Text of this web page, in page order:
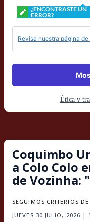
¿ENCONTRASTE UN
ERROR?
Revisa nuestra página
Ética y
Coquimbo
a Colo Colo
de Vozinha:
JUEVES 30 JULIO, 2026 |
SEGUIMOS CRITERIOS DE